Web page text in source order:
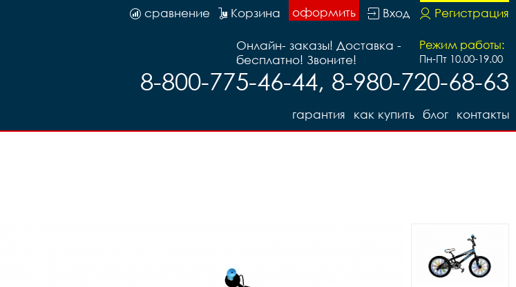
Регистрация
Вход
оформить
Корзина
сравнение
Режим работы:
Пн-Пт 10.00-19.00
Онлайн- заказы! Доставка -
бесплатно! Звоните!
8-800-775-46-44, 8-980-720-68-63
контакты
блог
как купить
гарантия